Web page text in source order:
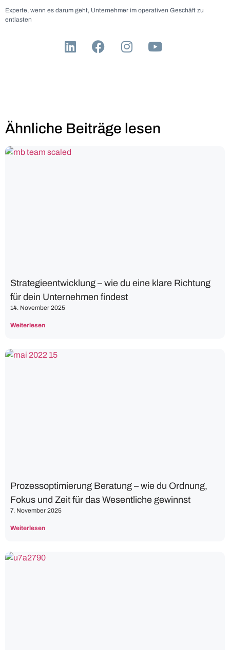
Experte, wenn es darum geht, Unternehmer im operativen Geschäft zu
entlasten
Ähnliche Beiträge lesen
Strategieentwicklung – wie du eine klare Richtung
für dein Unternehmen findest
14. November 2025
Weiterlesen
Prozessoptimierung Beratung – wie du Ordnung,
Fokus und Zeit für das Wesentliche gewinnst
7. November 2025
Weiterlesen